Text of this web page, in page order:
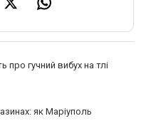
гучний вибух на тлі
як Маріуполь